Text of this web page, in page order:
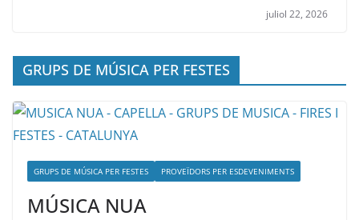
juliol 22, 2026
GRUPS DE MÚSICA PER FESTES
GRUPS DE MÚSICA PER FESTES PROVEÏDORS PER ESDEVENIMENTS
MÚSICA NUA